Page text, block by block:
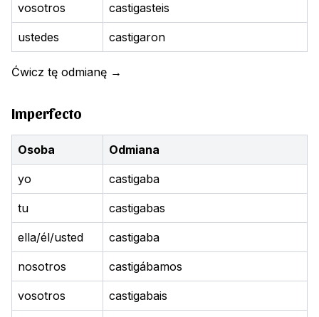
vosotros castigasteis
ustedes castigaron
Ćwicz tę odmianę →
Imperfecto
Osoba Odmiana
yo castigaba
tu castigabas
ella/él/usted castigaba
nosotros castigábamos
vosotros castigabais